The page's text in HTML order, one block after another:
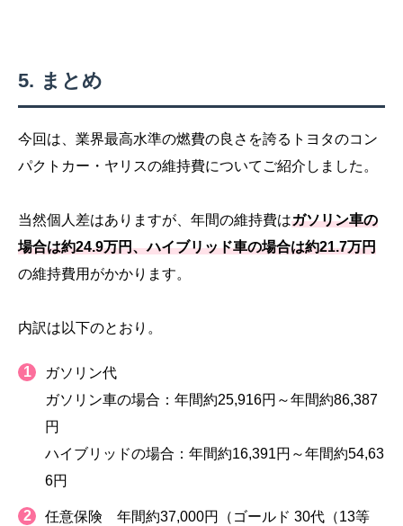
まとめ
今回は、業界最高水準の燃費の良さを誇るトヨタのコン
パクトカー・ヤリスの維持費についてご紹介しました。
当然個人差はありますが、年間の維持費はガソリン車の
場合は約24.9万円、ハイブリッド車の場合は約21.7万円
の維持費用がかかります。
内訳は以下のとおり。
ガソリン代
ガソリン車の場合：年間約25,916円～年間約86,387
円
ハイブリッドの場合：年間約16,391円～年間約54,63
6円
任意保険 年間約37,000円（ゴールド 30代（13等